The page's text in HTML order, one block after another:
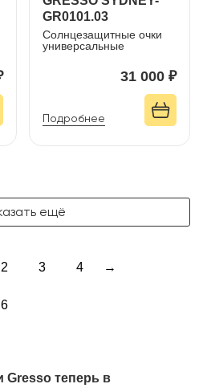
GR0101.03
Солнцезащитные очки
универсальные
31 000 ₽
Подробнее
ещё
2 3 4
6
→
теперь в